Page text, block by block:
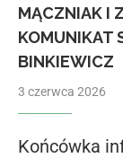
MĄCZNIAK I
KOMUNIKAT
BINKIEWICZ
3 czerwca 2026
Końcówka